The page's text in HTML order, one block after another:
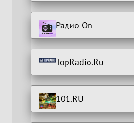
Радио On
TopRadio.Ru
101.RU